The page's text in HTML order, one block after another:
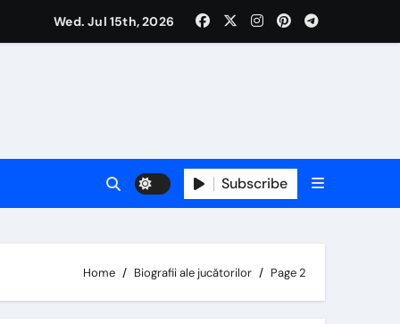
Wed. Jul 15th, 2026
Subscribe
Home Biografii ale jucătorilor Page 2